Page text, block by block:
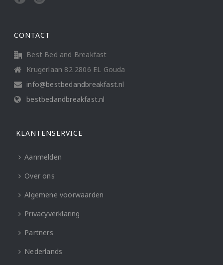
CONTACT
Best Bed and Breakfast
Krugerlaan 82 2806 EL Gouda
info@bestbedandbreakfast.nl
bestbedandbreakfast.nl
KLANTENSERVICE
Aanmelden
Over ons
Algemene voorwaarden
Privacyverklaring
Partners
Nederlands